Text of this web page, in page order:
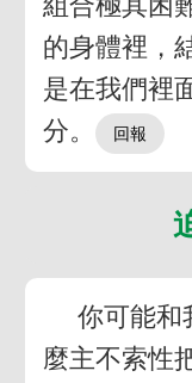
的身體裡，
是在我們裡
分。
你可能和
麼主不索性